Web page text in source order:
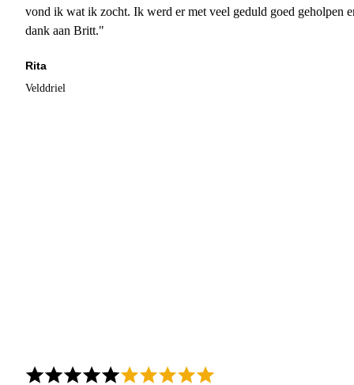
vond ik wat ik zocht. Ik werd er met veel geduld goed geholpen
dank aan Britt."
Rita
Velddriel